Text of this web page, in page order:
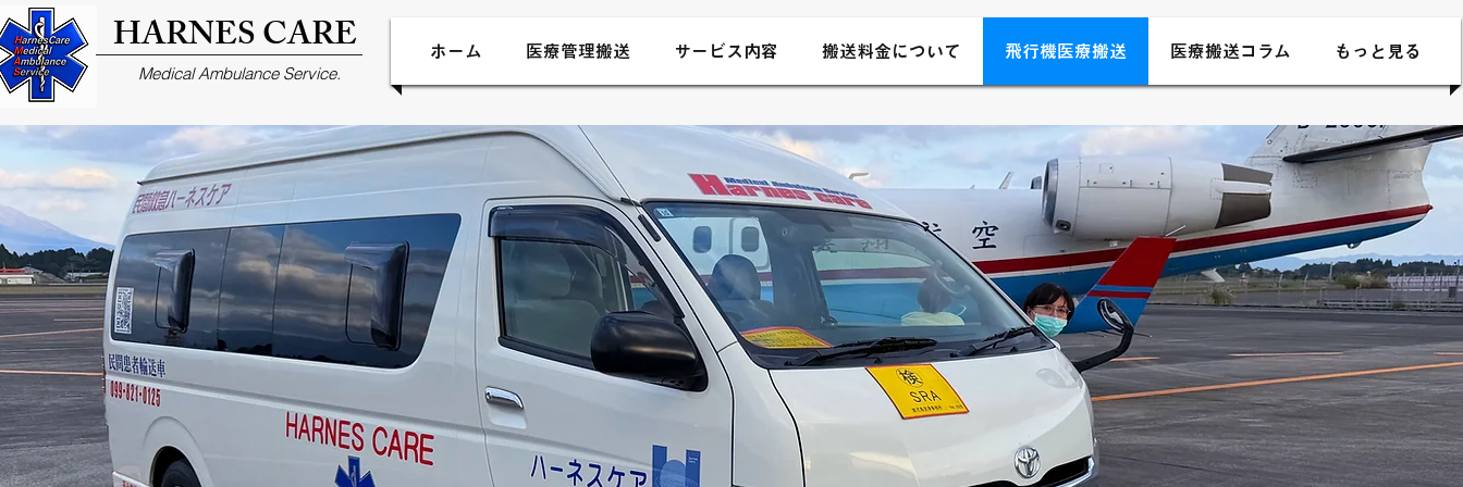
HARNES CARE
Medical Ambulance Service.
ホーム 医療管理搬送 サービス内容 搬送料金について 飛行機医療搬送 医療搬送コラム もっと見る